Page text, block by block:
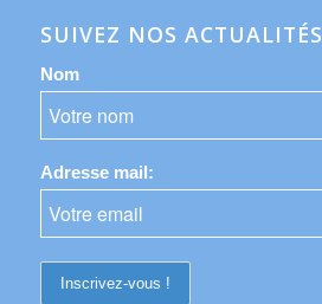
SUIVEZ NOS ACTUALITÉS
Nom
Adresse mail: